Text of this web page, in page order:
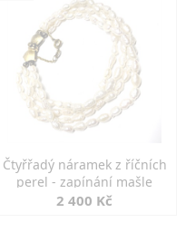
Čtyřřadý náramek z říčních
perel - zapínání mašle
2 400 Kč